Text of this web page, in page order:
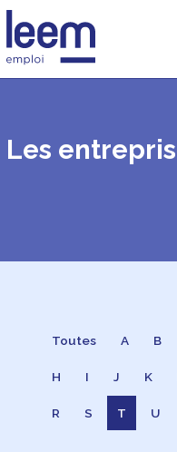
Les
Toutes A B
H I J K
R S T U